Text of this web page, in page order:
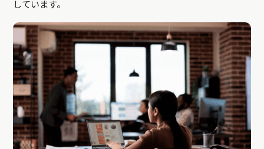
しています。